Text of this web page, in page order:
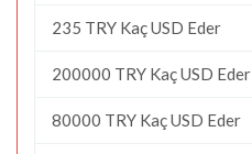
235 TRY Kaç USD Eder
200000 TRY Kaç USD Eder
80000 TRY Kaç USD Eder